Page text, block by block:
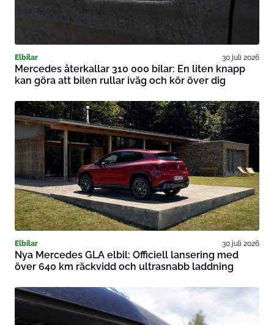
Elbilar 30 juli 2026
Mercedes återkallar 310 000 bilar: En liten knapp
kan göra att bilen rullar iväg och kör över dig
Elbilar 30 juli 2026
Nya Mercedes GLA elbil: Officiell lansering med
över 640 km räckvidd och ultrasnabb laddning